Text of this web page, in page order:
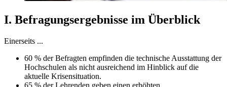
I. Befragungsergebnisse im Überblick
Einerseits ...
60 % der Befragten empfinden die technische Ausstattung der
Hochschulen als nicht ausreichend im Hinblick auf die
aktuelle Krisensituation.